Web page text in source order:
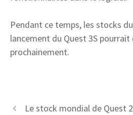
Pendant ce temps, les stocks
lancement du Quest 3S
prochainement.
Le stock mondial de Quest